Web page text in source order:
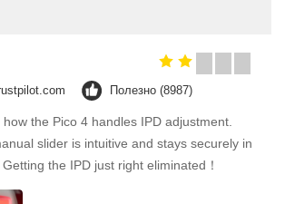
Полезно (8987)
how the Pico 4 handles IPD adjustment.
slider is intuitive and stays securely in
the IPD just right eliminated！